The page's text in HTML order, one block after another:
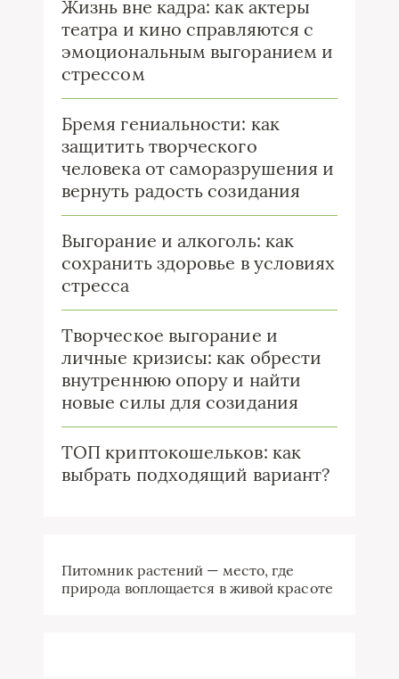
Жизнь вне кадра: как актеры
театра и кино справляются с
эмоциональным выгоранием и
стрессом
Бремя гениальности: как
защитить творческого
человека от саморазрушения и
вернуть радость созидания
Выгорание и алкоголь: как
сохранить здоровье в условиях
стресса
Творческое выгорание и
личные кризисы: как обрести
внутреннюю опору и найти
новые силы для созидания
ТОП криптокошельков: как
выбрать подходящий вариант?
Питомник растений — место, где
природа воплощается в живой красоте